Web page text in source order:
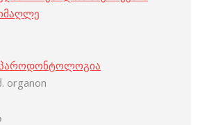
organon